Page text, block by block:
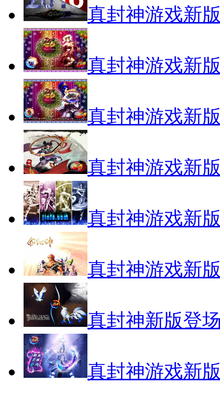
真封神游戏新
真封神游戏新
真封神游戏新
真封神游戏新
真封神游戏新
真封神游戏新
真封神新版登
真封神游戏新